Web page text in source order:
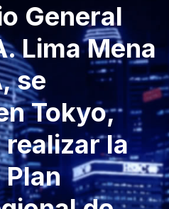
General
Lima Mena
se
Tokyo,
la